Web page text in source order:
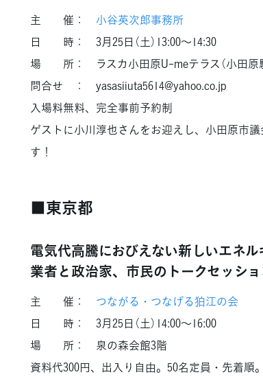
主 催： 小谷英次郎事務所
日 時： 3月25日（土）13:00〜14:30
場 所： ラスカ小田原U-meテラス（小田原駅
問合せ ： yasasiiuta5614@yahoo.co.jp
入場料無料、完全事前予約制
ゲストに小川淳也さんをお迎えし、小田原市
す！
■東京都
電気代高騰におびえない新しいエネ
業者と政治家、市民のトークセッショ
主 催： つながる・つなげる狛江の会
日 時： 3月25日（土）14:00〜16:00
場 所： 泉の森会館3階
資料代300円、出入り自由。50名定員・先着順。